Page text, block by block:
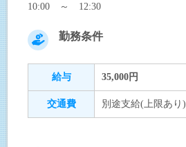
10:00 ～ 12:30
勤務条件
給与 35,000円
交通費 別途支給(上限あり)